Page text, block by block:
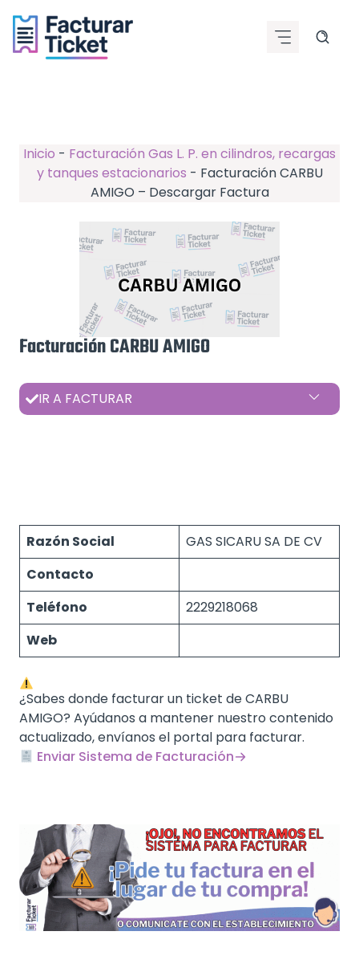
contenido
Inicio - Facturación Gas L. P. en cilindros, recargas
y tanques estacionarios - Facturación CARBU
AMIGO – Descargar Factura
Facturación CARBU AMIGO
IR A FACTURAR
Razón Social
GAS SICARU SA DE CV
Contacto
Teléfono
2229218068
Web
¿Sabes donde facturar un ticket de CARBU
AMIGO? Ayúdanos a mantener nuestro contenido
actualizado, envíanos el portal para facturar.
Enviar Sistema de Facturación